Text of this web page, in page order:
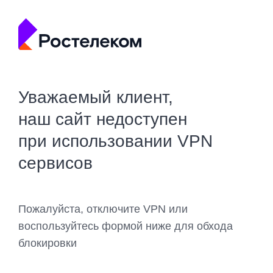
Уважаемый клиент,
наш сайт недоступен
при использовании VPN
сервисов
Пожалуйста, отключите VPN или
воспользуйтесь формой ниже для обхода
блокировки